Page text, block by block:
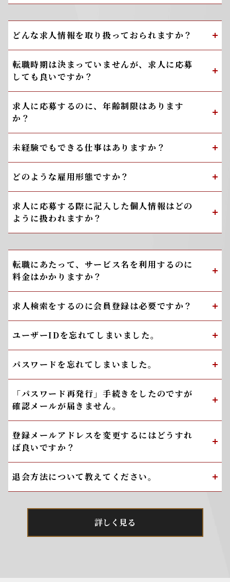
どんな求人情報を取り扱っておられますか？
転職時期は決まっていませんが、求人に応募
しても良いですか？
求人に応募するのに、年齢制限はあります
か？
未経験でもできる仕事はありますか？
どのような雇用形態ですか？
求人に応募する際に記入した個人情報はどの
ように扱われますか？
転職にあたって、サービス名を利用するのに
料金はかかりますか？
求人検索をするのに会員登録は必要ですか？
ユーザーIDを忘れてしまいました。
パスワードを忘れてしまいました。
「パスワード再発行」手続きをしたのですが
確認メールが届きません。
登録メールアドレスを変更するにはどうすれ
ば良いですか？
退会方法について教えてください。
詳しく見る